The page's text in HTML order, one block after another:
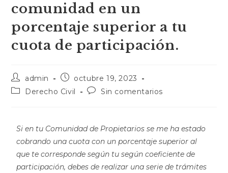
comunidad en un
porcentaje superior a tu
cuota de participación.
admin
octubre 19, 2023
Derecho Civil
Sin comentarios
Si en tu Comunidad de Propietarios se me ha estado
cobrando una cuota con un porcentaje superior al
que te corresponde según tu según coeficiente de
participación, debes de realizar una serie de trámites